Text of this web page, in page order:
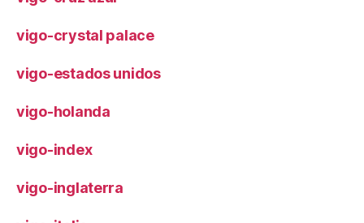
vigo-crystal palace
vigo-estados unidos
vigo-holanda
vigo-index
vigo-inglaterra